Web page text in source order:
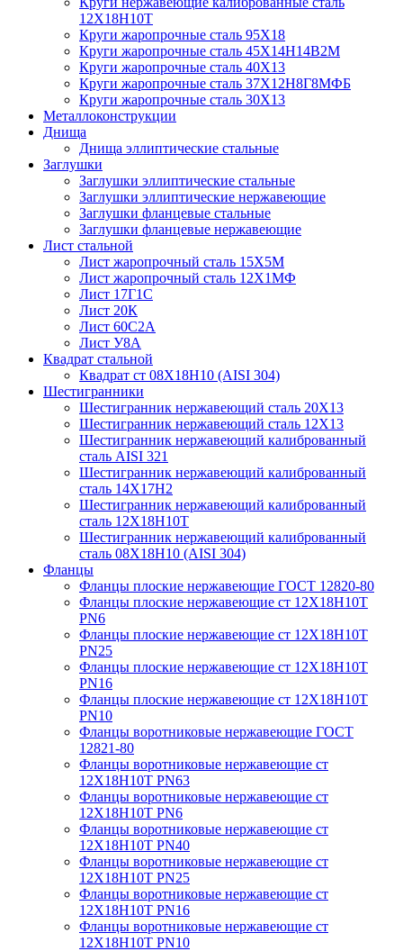
12Х18Н10Т
Круги жаропрочные сталь 95Х18
Круги жаропрочные сталь 45Х14Н14В2М
Круги жаропрочные сталь 40Х13
Круги жаропрочные сталь 37Х12Н8Г8МФБ
Круги жаропрочные сталь 30Х13
Металлоконструкции
Днища
Днища эллиптические стальные
Заглушки
Заглушки эллиптические стальные
Заглушки эллиптические нержавеющие
Заглушки фланцевые стальные
Заглушки фланцевые нержавеющие
Лист стальной
Лист жаропрочный сталь 15Х5М
Лист жаропрочный сталь 12Х1МФ
Лист 17Г1С
Лист 20К
Лист 60С2А
Лист У8А
Квадрат стальной
Квадрат ст 08Х18Н10 (AISI 304)
Шестигранники
Шестигранник нержавеющий сталь 20Х13
Шестигранник нержавеющий сталь 12Х13
Шестигранник нержавеющий калиброванный
сталь AISI 321
Шестигранник нержавеющий калиброванный
сталь 14Х17Н2
Шестигранник нержавеющий калиброванный
сталь 12Х18Н10Т
Шестигранник нержавеющий калиброванный
сталь 08Х18Н10 (AISI 304)
Фланцы
Фланцы плоские нержавеющие ГОСТ 12820-80
Фланцы плоские нержавеющие ст 12Х18Н10Т
PN6
Фланцы плоские нержавеющие ст 12Х18Н10Т
PN25
Фланцы плоские нержавеющие ст 12Х18Н10Т
PN16
Фланцы плоские нержавеющие ст 12Х18Н10Т
PN10
Фланцы воротниковые нержавеющие ГОСТ
12821-80
Фланцы воротниковые нержавеющие ст
12Х18Н10Т PN63
Фланцы воротниковые нержавеющие ст
12Х18Н10Т PN6
Фланцы воротниковые нержавеющие ст
12Х18Н10Т PN40
Фланцы воротниковые нержавеющие ст
12Х18Н10Т PN25
Фланцы воротниковые нержавеющие ст
12Х18Н10Т PN16
Фланцы воротниковые нержавеющие ст
12Х18Н10Т PN10